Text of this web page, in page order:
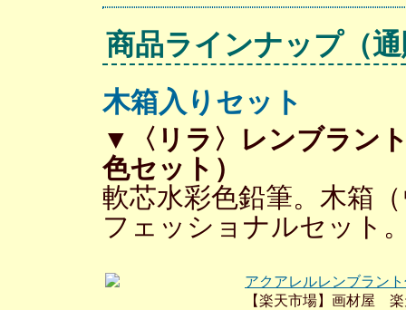
商品ラインナップ（
木箱入りセット
▼〈リラ〉レンブラン
色セット）
軟芯水彩色鉛筆。木箱
フェッショナルセット
アクアレルレンブラン
【楽天市場】画材屋